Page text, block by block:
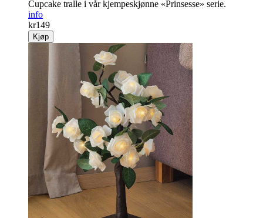
Cupcake tralle i vår kjempeskjønne «Prinsesse» serie.
info
kr149
Kjøp